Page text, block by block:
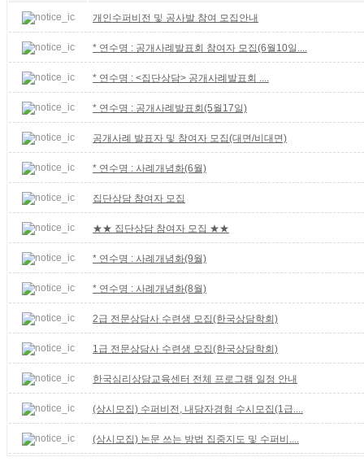
개인수퍼비전 및 공사발 참여 모집안내
* 연수명 : 공개사례발표회 참여자 모집(6월10일....
* 연수명 : <집단상담> 공개사례발표회 ....
* 연수명 : 공개사례발표회(5월17일)
공개사례 발표자 및 참여자 모집(대면/비대면)
* 연수명 : 사례개념화(6월)
집단상담 참여자 모집
★★ 집단상담 참여자 모집 ★★
* 연수명 : 사례개념화(9월)
* 연수명 : 사례개념화(8월)
2급 전문상담사 수련생 모집(한국상담학회)
1급 전문상담사 수련생 모집(한국상담학회)
한국심리상담교육센터 전체 프로그램 일정 안내
(상시모집) 수퍼비전, 내담자경험 수시모집(1급....
(상시모집) 논문 쓰는 방법 집중지도 및 수퍼비....